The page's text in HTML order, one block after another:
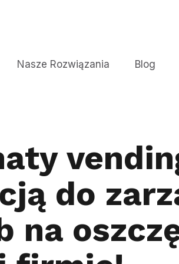
Nasze Rozwiązania Blog
do
na